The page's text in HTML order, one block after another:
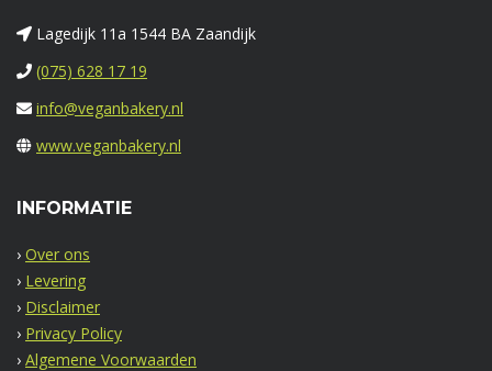
Lagedijk 11a 1544 BA Zaandijk
(075) 628 17 19
info@veganbakery.nl
www.veganbakery.nl
INFORMATIE
› Over ons
› Levering
› Disclaimer
› Privacy Policy
› Algemene Voorwaarden